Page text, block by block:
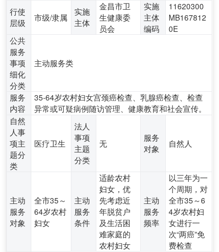
行使
层级
市级/隶属
实施
主体
金昌市卫
生健康委
员会
实施
主体
编码
11620300
MB167812
0E
公共
服务
事项
细化
分类
主动服务类
服务
内容
35-64岁农村妇女宫颈癌检查、乳腺癌检查、检查
异常或可疑病例随访管理、健康教育和社会宣传。
自然
人事
项主
题分
类
医疗卫生
法人
事项
主题
分类
无
服务
对象
自然人
主动
服务
对象
全市35～
64岁农村
妇女
主动
服务
条件
适龄农村
妇女，优
先考虑近
年脱贫户
及生活困
难家庭的
农村妇女
主动
服务
频率
以三年为一
个周期，对
全市35～6
4岁农村妇
女进行一
次“两癌”免
费检查